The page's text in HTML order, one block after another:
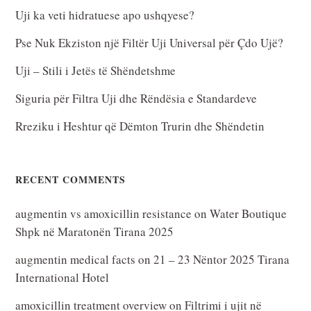
Uji ka veti hidratuese apo ushqyese?
Pse Nuk Ekziston një Filtër Uji Universal për Çdo Ujë?
Uji – Stili i Jetës të Shëndetshme
Siguria për Filtra Uji dhe Rëndësia e Standardeve
Rreziku i Heshtur që Dëmton Trurin dhe Shëndetin
RECENT COMMENTS
augmentin vs amoxicillin resistance onWater Boutique
Shpk në Maratonën Tirana 2025
augmentin medical facts on21 – 23 Nëntor 2025 Tirana
International Hotel
amoxicillin treatment overviewonFiltrimi i ujit në